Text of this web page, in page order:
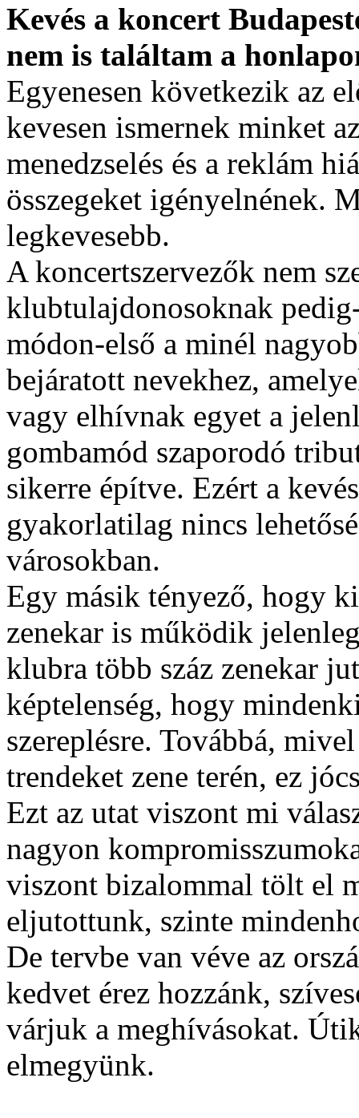
Kevés a koncert
nem is találtam a
Egyenesen következik az
kevesen ismernek minket
menedzselés és a reklám
összegeket igényelnének.
legkevesebb.
A koncertszervezők nem
klubtulajdonosoknak
módon-első a minél
bejáratott nevekhez,
vagy elhívnak egyet a
gombamód szaporodó
sikerre építve. Ezért a
gyakorlatilag nincs
városokban.
Egy másik tényező, hogy
zenekar is működik
klubra több száz zenekar
képtelenség, hogy
szereplésre. Továbbá,
trendeket zene terén, ez
Ezt az utat viszont mi
nagyon
viszont bizalommal tölt el
eljutottunk, szinte
De tervbe van véve az
kedvet érez hozzánk,
várjuk a meghívásokat.
elmegyünk.